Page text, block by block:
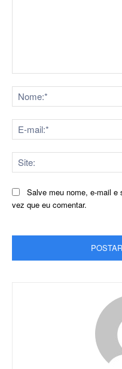
Salve meu nome, e-mail e
vez que eu comentar.